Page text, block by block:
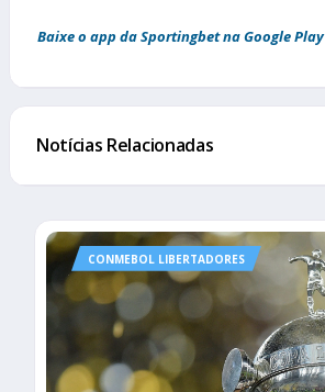
Baixe o app da Sportingbet na Google Play
Notícias Relacionadas
CONMEBOL LIBERTADORES